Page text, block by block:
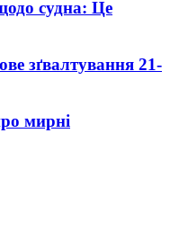
судна: Це
зґвалтування 21-
мирні